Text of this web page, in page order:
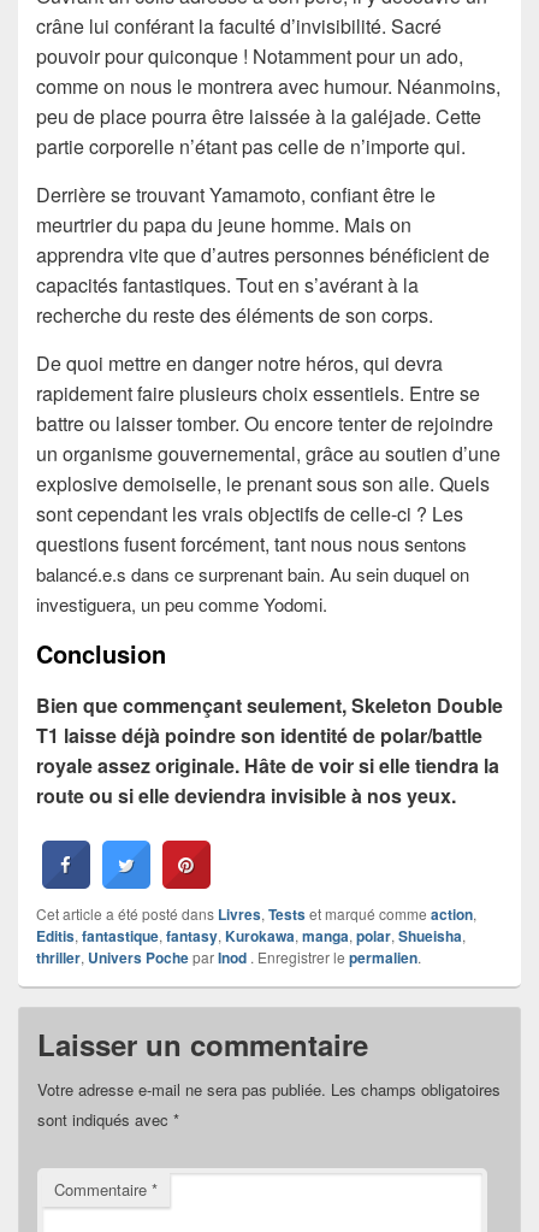
crâne lui conférant la faculté d’invisibilité. Sacré
pouvoir pour quiconque ! Notamment pour un ado,
comme on nous le montrera avec humour. Néanmoins,
peu de place pourra être laissée à la galéjade. Cette
partie corporelle n’étant pas celle de n’importe qui.
Derrière se trouvant Yamamoto, confiant être le
meurtrier du papa du jeune homme. Mais on
apprendra vite que d’autres personnes bénéficient de
capacités fantastiques. Tout en s’avérant à la
recherche du reste des éléments de son corps.
De quoi mettre en danger notre héros, qui devra
rapidement faire plusieurs choix essentiels. Entre se
battre ou laisser tomber. Ou encore tenter de rejoindre
un organisme gouvernemental, grâce au soutien d’une
explosive demoiselle, le prenant sous son aile. Quels
sont cependant les vrais objectifs de celle-ci ? Les
questions fusent forcément, tant nous nous sentons
balancé.e.s dans ce surprenant bain. Au sein duquel on
investiguera, un peu comme Yodomi.
Conclusion
Bien que commençant seulement, Skeleton Double
T1 laisse déjà poindre son identité de polar/battle
royale assez originale. Hâte de voir si elle tiendra la
route ou si elle deviendra invisible à nos yeux.
Cet article a été posté dans Livres, Testset marqué comme action,
Editis, fantastique, fantasy, Kurokawa, manga, polar, Shueisha,
thriller, Univers PocheparInod . Enregistrer le permalien.
Laisser un commentaire
Votre adresse e-mail ne sera pas publiée. Les champs obligatoires
sont indiqués avec *
Commentaire *